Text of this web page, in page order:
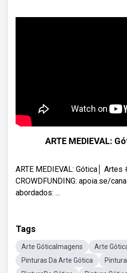
ARTE MEDIEVAL:
ARTE MEDIEVAL: Gótica│
CROWDFUNDING: apoia.se/
abordados: ...
Tags
Arte GóticaImagens
Arte
Pinturas Da Arte Gótica